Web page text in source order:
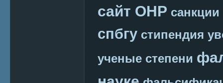
сайт ОНР санкции
спбгу стипендия
ученые степени